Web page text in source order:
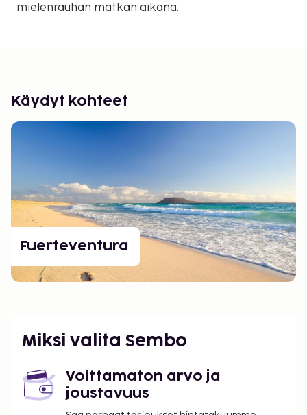
mielenrauhan matkan aikana.
Käydyt kohteet
Fuerteventura
Miksi valita Sembo
Voittamaton arvo ja
joustavuus